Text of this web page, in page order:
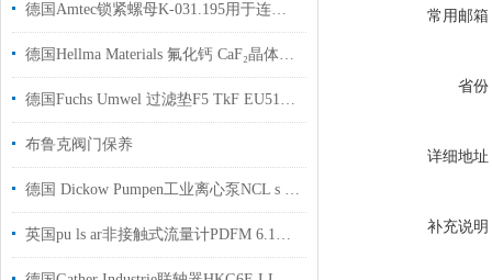
德国Amtec锁紧螺母K-031.195用于连铸机、轧机上使用
德国Hellma Materials 氟化钙 CaF₂晶体半导体全产业链应用
德国Fuchs Umwel 过滤垫F5 TkF EU51原装正品工厂现货
布鲁克阀门保养
德国 Dickow Pumpen工业离心泵NCL s 26/170流量可达 700m³/h
英国pu ls ar非接触式流量计PDFM 6.1测量管道外部介质流量支持选型
常用邮箱
省份
详细地址
补充说明